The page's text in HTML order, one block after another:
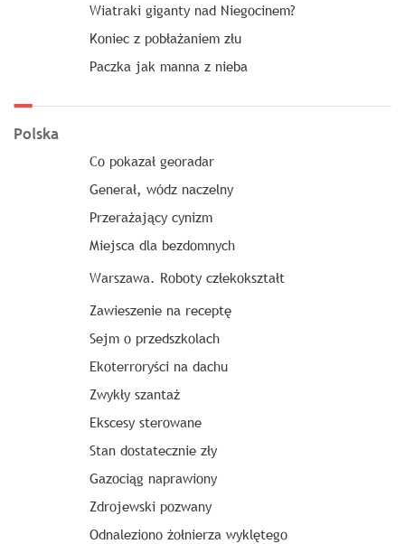
Wiatraki giganty nad Niegocinem?
Koniec z pobłażaniem złu
Paczka jak manna z nieba
Polska
Co pokazał georadar
Generał, wódz naczelny
Przerażający cynizm
Miejsca dla bezdomnych
Warszawa. Roboty człekokształt
Zawieszenie na receptę
Sejm o przedszkolach
Ekoterroryści na dachu
Zwykły szantaż
Ekscesy sterowane
Stan dostatecznie zły
Gazociąg naprawiony
Zdrojewski pozwany
Odnaleziono żołnierza wyklętego